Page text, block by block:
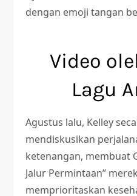
dengan emoji tangan
Video
Lagu
Agustus lalu, Kelley
mendiskusikan
ketenangan, membuat
Jalur Permintaan”
memprioritaskan